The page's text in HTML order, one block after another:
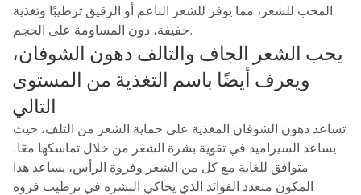
المحب للشعر، مما يوفر للشعر الناعم أو الرقيق ترطيبًا وتغذية
خفيفة، دون المساومة على الحجم.
يحب الشعر الجاف والتالف دهون الشوفان،
ويعرف أيضًا باسم التغذية من المستوى
التالي
تساعد دهون الشوفان المغذية على حماية الشعر من التلف، حيث
يساعد السيراميد في تقوية بشرة الشعر من خلال تماسكها معًا.
متوافق للغاية مع كل من الشعر وفروة الرأس، يساعد هذا
المكون متعدد الفوائد الذي يحاكي البشرة في ترطيب فروة